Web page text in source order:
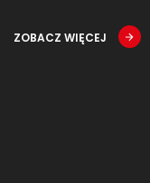
ZOBACZ WIĘCEJ